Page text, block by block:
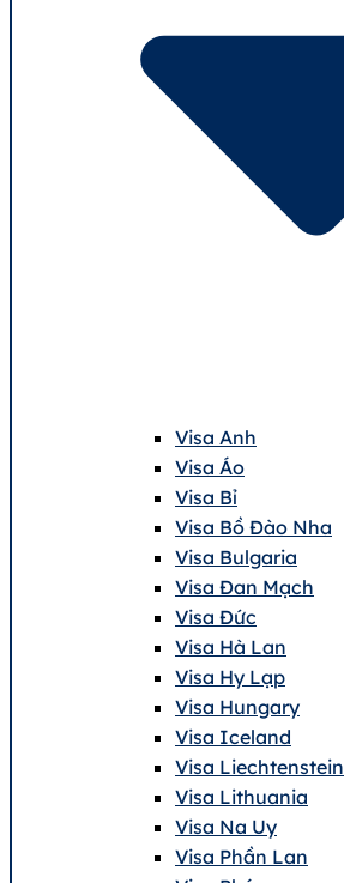
Visa Anh
Visa Áo
Visa Bỉ
Visa Bồ Đào Nha
Visa Bulgaria
Visa Đan Mạch
Visa Đức
Visa Hà Lan
Visa Hy Lạp
Visa Hungary
Visa Iceland
Visa Liechtenstein
Visa Lithuania
Visa Na Uy
Visa Phần Lan